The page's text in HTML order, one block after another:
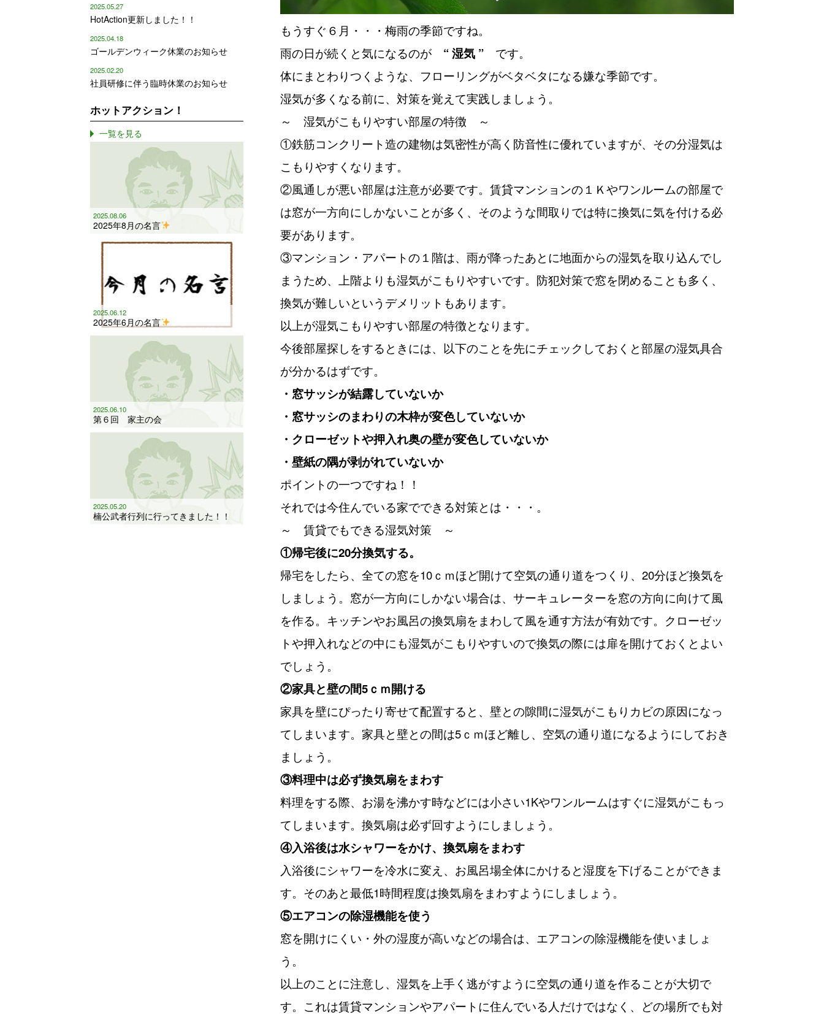
もうすぐ６月・・・梅雨の季節ですね。
雨の日が続くと気になるのが “ 湿気 ” です。
体にまとわりつくような、フローリングがベタベタになる嫌な季節です。
湿気が多くなる前に、対策を覚えて実践しましょう。
～ 湿気がこもりやすい部屋の特徴 ～
①鉄筋コンクリート造の建物は気密性が高く防音性に優れていますが、その分湿気は
こもりやすくなります。
②風通しが悪い部屋は注意が必要です。賃貸マンションの１Ｋやワンルームの部屋で
は窓が一方向にしかないことが多く、そのような間取りでは特に換気に気を付ける必
要があります。
③マンション・アパートの１階は、雨が降ったあとに地面からの湿気を取り込んでし
まうため、上階よりも湿気がこもりやすいです。防犯対策で窓を閉めることも多く、
換気が難しいというデメリットもあります。
以上が湿気こもりやすい部屋の特徴となります。
今後部屋探しをするときには、以下のことを先にチェックしておくと部屋の湿気具合
が分かるはずです。
・窓サッシが結露していないか
・窓サッシのまわりの木枠が変色していないか
・クローゼットや押入れ奥の壁が変色していないか
・壁紙の隅が剥がれていないか
ポイントの一つですね！！
それでは今住んでいる家でできる対策とは・・・。
～ 賃貸でもできる湿気対策 ～
①帰宅後に20分換気する。
帰宅をしたら、全ての窓を10ｃｍほど開けて空気の通り道をつくり、20分ほど換気を
しましょう。窓が一方向にしかない場合は、サーキュレーターを窓の方向に向けて風
を作る。キッチンやお風呂の換気扇をまわして風を通す方法が有効です。クローゼッ
トや押入れなどの中にも湿気がこもりやすいので換気の際には扉を開けておくとよい
でしょう。
②家具と壁の間5ｃｍ開ける
家具を壁にぴったり寄せて配置すると、壁との隙間に湿気がこもりカビの原因になっ
てしまいます。家具と壁との間は5ｃｍほど離し、空気の通り道になるようにしておき
ましょう。
③料理中は必ず換気扇をまわす
料理をする際、お湯を沸かす時などには小さい1Kやワンルームはすぐに湿気がこもっ
てしまいます。換気扇は必ず回すようにしましょう。
④入浴後は水シャワーをかけ、換気扇をまわす
入浴後にシャワーを冷水に変え、お風呂場全体にかけると湿度を下げることができま
す。そのあと最低1時間程度は換気扇をまわすようにしましょう。
⑤エアコンの除湿機能を使う
窓を開けにくい・外の湿度が高いなどの場合は、エアコンの除湿機能を使いましょ
う。
以上のことに注意し、湿気を上手く逃がすように空気の通り道を作ることが大切で
す。これは賃貸マンションやアパートに住んでいる人だけではなく、どの場所でも対
2025.05.27
HotAction更新しました！！
2025.04.18
ゴールデンウィーク休業のお知らせ
2025.02.20
社員研修に伴う臨時休業のお知らせ
ホットアクション！
一覧を見る
2025.08.06
2025年8月の名言
2025.06.12
2025年6月の名言
2025.06.10
第６回 家主の会
2025.05.20
楠公武者行列に行ってきました！！